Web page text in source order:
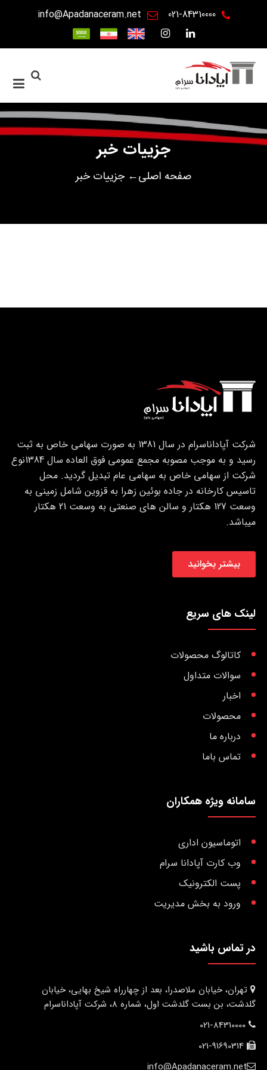
021-84310000
info@Apadanaceram.net
جزییات خبر
صفحه اصلی← جزییات خبر
شرکت آپاداناسرام در سال 1381 به صورت سهامی خاص به ثبت
رسید و به موجب مصوبه مجمع عمومی فوق العاده سال 1384نوع
شرکت از سهامی خاص به سهامی عام تبدیل گردید. محل
تاسیس کارخانه در جاده بوئین زهرا به قزوین شامل زمینی به
وسعت 127 هکتار و سالن های صنعتی به وسعت 21 هکتار
میباشد.
بیشتر بخوانید
لینک های سریع
کاتالوگ محصولات
سوالات متداول
اخبار
محصولات
درباره ما
تماس باما
سامانه ویژه همکاران
اتوماسیون اداری
وب کارت آپادانا سرام
پست الکترونیک
ورود به بخش مدیریت
در تماس باشید
تهران، خیابان ملاصدرا، بعد از چهارراه شیخ بهایی، خیابان
گلدشت، بن بست گلدشت اول، شماره 8، شرکت آپاداناسرام